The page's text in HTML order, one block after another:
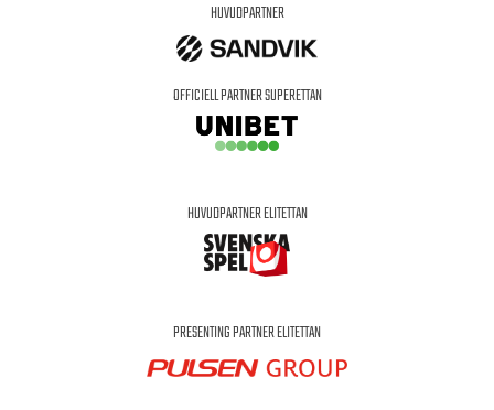
HUVUDPARTNER
OFFICIELL PARTNER SUPERETTAN
HUVUDPARTNER ELITETTAN
PRESENTING PARTNER ELITETTAN